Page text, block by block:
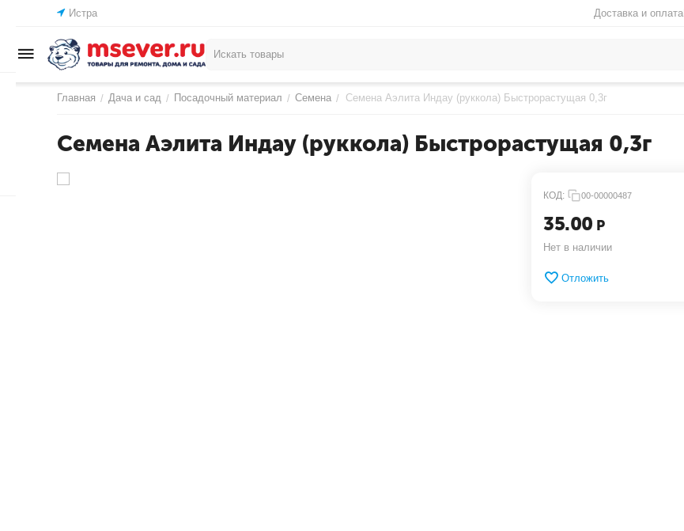
Истра Доставка и оплата
Главная / Дача и сад / Посадочный материал / Семена / Семена Аэлита Индау (руккола) Быстрорастущая 0,3г
Семена Аэлита Индау (руккола) Быстрорастущая 0,3г
КОД: 00-00000487
35.00 Р
Нет в наличии
Отложить